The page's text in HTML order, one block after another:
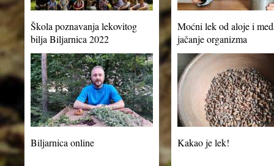
Škola poznavanja lekovitog
bilja Biljarnica 2022
Biljarnica online
Moćni lek od aloje i
jačanje organizma
Kakao je lek!